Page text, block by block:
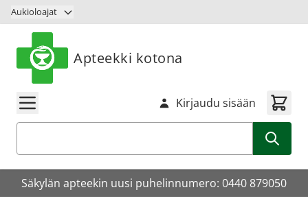
Siirry sisältöön
Aukioloajat
Apteekki kotona
Kirjaudu sisään
Säkylän apteekin uusi puhelinnumero: 0440 879050